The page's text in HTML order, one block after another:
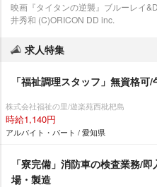
映画『タイタンの逆襲』ブルーレイ
井秀和 (C)ORICON DD inc.
求人特集
「福祉調理スタッフ」無資格
株式会社福祉の里/遊楽苑西枇杷島
時給1,140円
アルバイト・パート / 愛知県
「寮完備」消防車の検査業務/
場・製造